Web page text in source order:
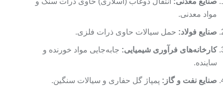
مواد معدنی.
صنایع فولاد: حمل سیالات حاوی ذرات فلزی.
کارخانه‌های فرآوری شیمیایی: جابه‌جایی مواد خورنده و
ساینده.
صنایع نفت و گاز: پمپاژ گل حفاری و سیالات سنگین.